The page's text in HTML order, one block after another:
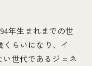
年生まれまでの世
らいになり、イ
世代であるジェネ